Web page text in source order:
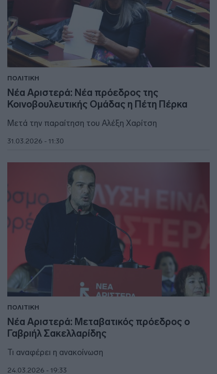
ΠΟΛΙΤΙΚΗ
Νέα Αριστερά: Νέα πρόεδρος της
Κοινοβουλευτικής Ομάδας η Πέτη Πέρκα
Μετά την παραίτηση του Αλέξη Χαρίτση
31.03.2026 - 11:30
ΠΟΛΙΤΙΚΗ
Νέα Αριστερά: Μεταβατικός πρόεδρος ο
Γαβριήλ Σακελλαρίδης
Τι αναφέρει η ανακοίνωση
24.03.2026 - 19:33